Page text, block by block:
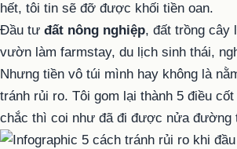
hết, tôi tin sẽ đỡ được khối tiền oan.
Đầu tư đất nông nghiệp, đất trồng cây
vườn làm farmstay, du lịch sinh thái,
Nhưng tiền vô túi mình hay không là
tránh rủi ro. Tôi gom lại thành 5 điều
chắc thì coi như đã đi được nửa đường